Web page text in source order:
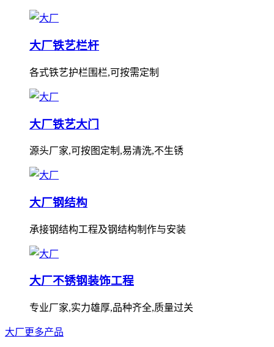
大厂铁艺栏杆
各式铁艺护栏围栏,可按需定制
大厂铁艺大门
源头厂家,可按图定制,易清洗,不生锈
大厂钢结构
承接钢结构工程及钢结构制作与安装
大厂不锈钢装饰工程
专业厂家,实力雄厚,品种齐全,质量过关
大厂更多产品